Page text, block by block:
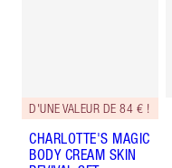
D'UNE VALEUR DE 84 € !
CHARLOTTE'S MAGIC
BODY CREAM SKIN